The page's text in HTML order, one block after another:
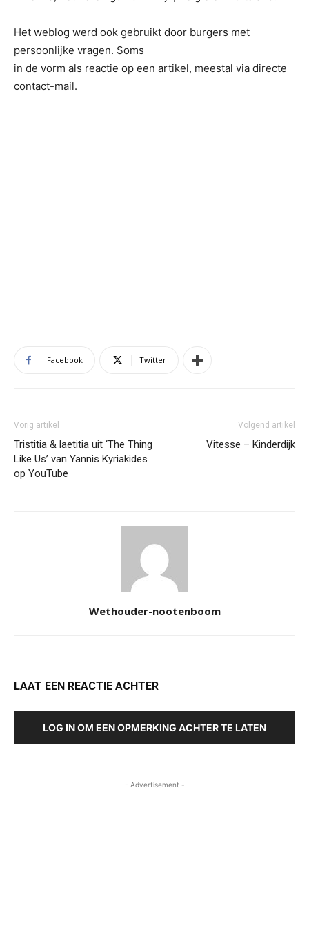
Het weblog werd ook gebruikt door burgers met
persoonlijke vragen. Soms
in de vorm als reactie op een artikel, meestal via directe
contact-mail.
Facebook Twitter
Vorig artikel
Tristitia & laetitia uit ‘The Thing
Like Us’ van Yannis Kyriakides
op YouTube
Volgend artikel
Vitesse – Kinderdijk
Wethouder-nootenboom
LAAT EEN REACTIE ACHTER
LOG IN OM EEN OPMERKING ACHTER TE LATEN
- Advertisement -